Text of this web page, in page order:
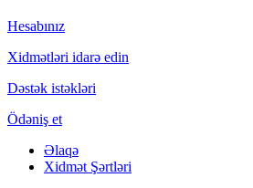
Hesabınız
Xidmətləri idarə edin
Dəstək istəkləri
Ödəniş et
Əlaqə
Xidmət Şərtləri